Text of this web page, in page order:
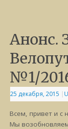
Анонс.
№1/
25 декабря, 2015 |
Всем, привет и
Мы